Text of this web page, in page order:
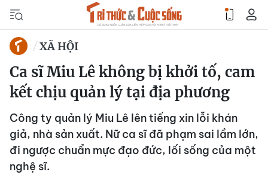
XÃ HỘI
Ca sĩ Miu Lê không bị khởi tố, cam
kết chịu quản lý tại địa phương
Công ty quản lý Miu Lê lên tiếng xin lỗi khán
giả, nhà sản xuất. Nữ ca sĩ đã phạm sai lầm lớn,
đi ngược chuẩn mực đạo đức, lối sống của một
nghệ sĩ.